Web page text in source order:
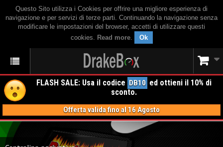
Questo Sito utilizza i Cookies per offrire una migliore esperienza di
navigazione e per servizi di terze parti. Continuando la navigazione senza
modificare le impostazioni del browser, accetti di utilizzare questi
cookies. Read more. Ok
FLASH SALE: Usa il codice DB10 ed ottieni il 10% di
sconto.
Offerta valida fino al 16 Agosto